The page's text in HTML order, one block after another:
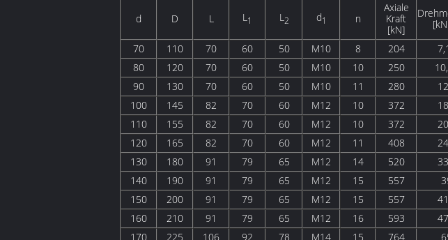
d D L L1 L2 d1 n
Axiale
Kraft
[kN]
70
110 70 60 50 M10 8 204
80
120 70 60 50 M10 10 250
90
130 70 60 50 M10 11 280
100
145 82 70 60 M12 10 372
110
155 82 70 60 M12 10 372
120
165 82 70 60 M12 11 408
130
180 91 79 65 M12 14 520
140
190 91 79 65 M12 15 557
150
200 91 79 65 M12 15 557
160
210 91 79 65 M12 16 593
170
225 106 92 78 M14 15 764